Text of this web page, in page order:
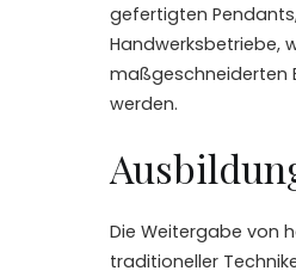
gefertigten
Handwerksbetriebe,
maßgeschneiderten
werden.
Die Weitergabe von
traditioneller